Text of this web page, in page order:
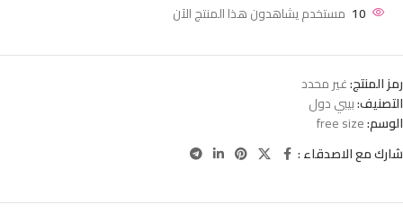
10 مستخدم يشاهدون هذا المنتج الآن
رمز المنتج:غير محدد
التصنيف:بيبي دول
الوسم:free size
شارك مع الاصدقاء :